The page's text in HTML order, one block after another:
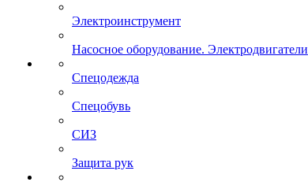
Электроинструмент
Насосное оборудование. Электродвигатели
Спецодежда
Спецобувь
СИЗ
Защита рук